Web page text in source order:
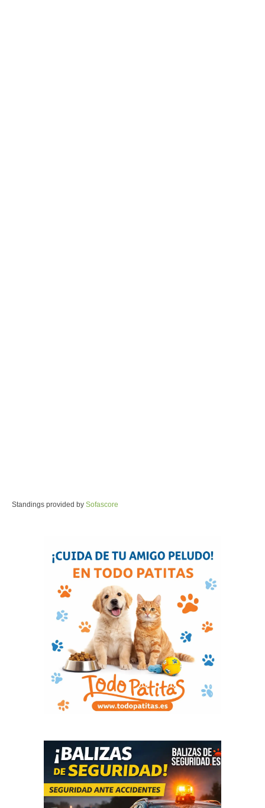
Standings provided by Sofascore